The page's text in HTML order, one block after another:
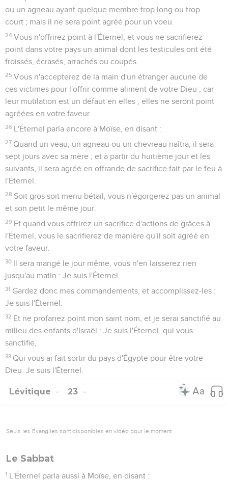
ou un agneau ayant quelque membre trop long ou trop
court ; mais il ne sera point agréé pour un voeu.
24 Vous n'offrirez point à l'Éternel, et vous ne sacrifierez
point dans votre pays un animal dont les testicules ont été
froissés, écrasés, arrachés ou coupés.
25 Vous n'accepterez de la main d'un étranger aucune de
ces victimes pour l'offrir comme aliment de votre Dieu ; car
leur mutilation est un défaut en elles ; elles ne seront point
agréées en votre faveur.
26 L'Éternel parla encore à Moïse, en disant :
27 Quand un veau, un agneau ou un chevreau naîtra, il sera
sept jours avec sa mère ; et à partir du huitième jour et les
suivants, il sera agréé en offrande de sacrifice fait par le feu à
l'Éternel.
28 Soit gros soit menu bétail, vous n'égorgerez pas un animal
et son petit le même jour.
29 Et quand vous offrirez un sacrifice d'actions de grâces à
l'Éternel, vous le sacrifierez de manière qu'il soit agréé en
votre faveur.
30 Il sera mangé le jour même, vous n'en laisserez rien
jusqu'au matin : Je suis l'Éternel.
31 Gardez donc mes commandements, et accomplissez-les :
Je suis l'Éternel.
32 Et ne profanez point mon saint nom, et je serai sanctifié au
milieu des enfants d'Israël : Je suis l'Éternel, qui vous
sanctifie,
33 Qui vous ai fait sortir du pays d'Égypte pour être votre
Dieu. Je suis l'Éternel.
Lévitique 23
Seuls les Évangiles sont disponibles en vidéo pour le moment.
Le Sabbat
1 L'Éternel parla aussi à Moïse, en disant :